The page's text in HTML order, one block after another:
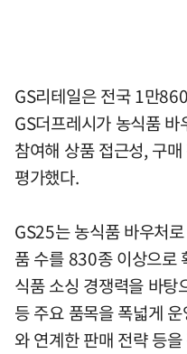
GS리테일은 전국 1만
GS더프레시가 농식품
참여해 상품 접근성, 구
평가했다.
GS25는 농식품 바우처
품 수를 830종 이상으로
식품 소싱 경쟁력을 바
등 주요 품목을 폭넓게
와 연계한 판매 전략 등